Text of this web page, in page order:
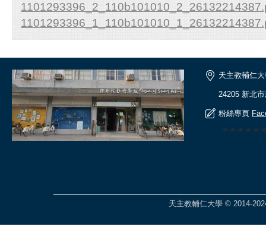
天主教輔仁
24205 新北
粉絲專頁
天主教輔仁大學 © 2014-